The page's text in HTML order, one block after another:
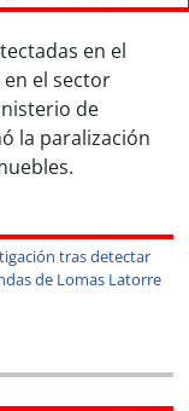
en el
el sector
de
la paralización
tras detectar
de Lomas Latorre